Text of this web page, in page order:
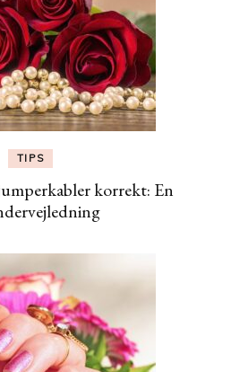
TIPS
korrekt: En